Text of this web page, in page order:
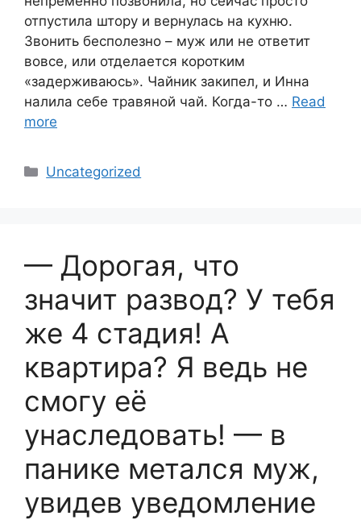
отпустила штору и вернулась на кухню.
Звонить бесполезно – муж или не ответит
вовсе, или отделается коротким
«задерживаюсь». Чайник закипел, и Инна
налила себе травяной чай. Когда-то … Read
more
Categories
Uncategorized
— Дорогая, что
значит развод? У тебя
же 4 стадия! А
квартира? Я ведь не
смогу её
унаследовать! — в
панике метался муж,
увидев уведомление